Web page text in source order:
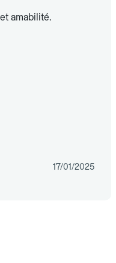
amabilité.
17/01/2025